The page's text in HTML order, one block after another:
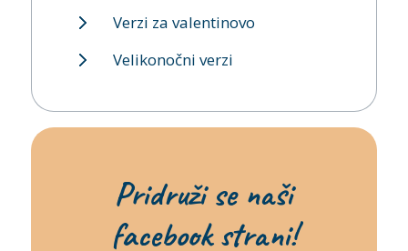
Verzi za valentinovo
Velikonočni verzi
Pridruži se naši
facebook strani!